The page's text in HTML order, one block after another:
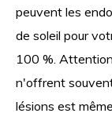
peuvent les
de soleil pour
100 %.
n'offrent
lésions est